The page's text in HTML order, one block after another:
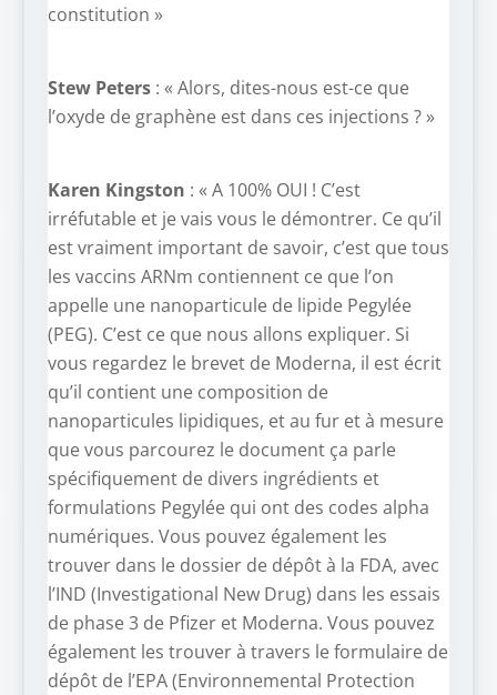
constitution »
Stew Peters: « Alors, dites-nous est-ce que
l’oxyde de graphène est dans ces injections ? »
Karen Kingston : « A 100% OUI ! C’est
irréfutable et je vais vous le démontrer. Ce qu’il
est vraiment important de savoir, c’est que tous
les vaccins ARNm contiennent ce que l’on
appelle une nanoparticule de lipide Pegylée
(PEG). C’est ce que nous allons expliquer. Si
vous regardez le brevet de Moderna, il est écrit
qu’il contient une composition de
nanoparticules lipidiques, et au fur et à mesure
que vous parcourez le document ça parle
spécifiquement de divers ingrédients et
formulations Pegylée qui ont des codes alpha
numériques. Vous pouvez également les
trouver dans le dossier de dépôt à la FDA, avec
l’IND (Investigational New Drug) dans les essais
de phase 3 de Pfizer et Moderna. Vous pouvez
également les trouver à travers le formulaire de
dépôt de l’EPA (Environnemental Protection